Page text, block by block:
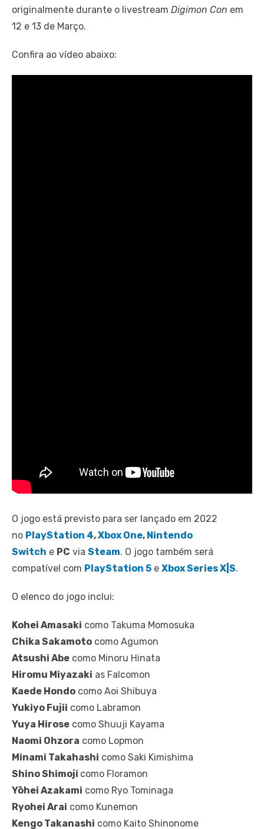
originalmente durante o livestream Digimon Con em
12 e 13 de Março.
Confira ao vídeo abaixo:
O jogo está previsto para ser lançado em 2022
no PlayStation 4,Xbox One, Nintendo
Switch e PC via Steam. O jogo também será
compatível com PlayStation 5 e Xbox Series X|S.
O elenco do jogo inclui:
Kohei Amasaki como Takuma Momosuka
Chika Sakamoto como Agumon
Atsushi Abe como Minoru Hinata
Hiromu Miyazaki as Falcomon
Kaede Hondo como Aoi Shibuya
Yukiyo Fujii como Labramon
Yuya Hirose como Shuuji Kayama
Naomi Ohzora como Lopmon
Minami Takahashi como Saki Kimishima
Shino Shimoji como Floramon
Yōhei Azakami como Ryo Tominaga
Ryohei Arai como Kunemon
Kengo Takanashi como Kaito Shinonome